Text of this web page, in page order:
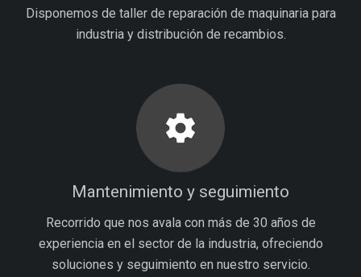
Disponemos de taller de reparación de maquinaria para
industria y distribución de recambios.
settings
Mantenimiento y seguimiento
Recorrido que nos avala con más de 30 años de
experiencia en el sector de la industria, ofreciendo
soluciones y seguimiento en nuestro servicio.